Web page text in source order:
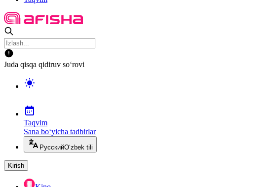
Juda qisqa qidiruv so‘rovi
Taqvim
Sana bo‘yicha tadbirlar
РусскийO‘zbek tili
Kirish